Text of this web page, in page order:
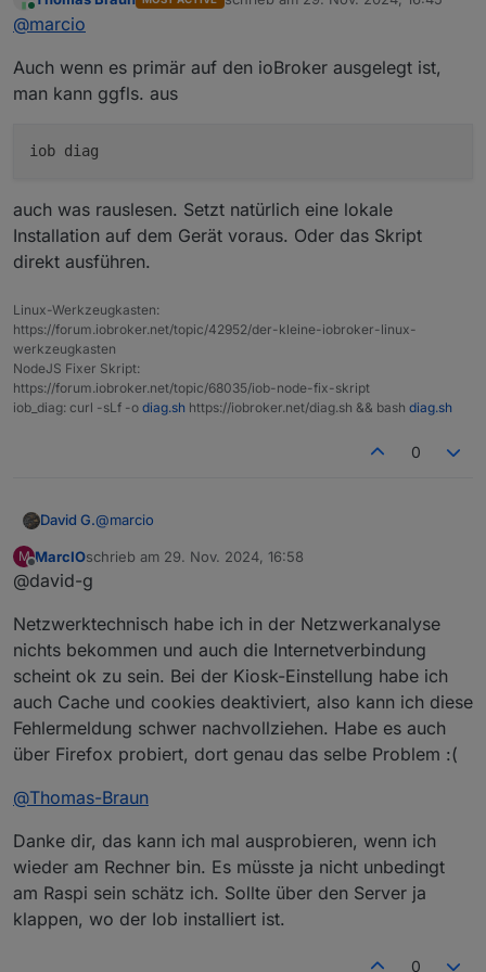
Online zuletzt editiert von
@marcio
Auch wenn es primär auf den ioBroker ausgelegt ist,
man kann ggfls. aus
auch was rauslesen. Setzt natürlich eine lokale
Installation auf dem Gerät voraus. Oder das Skript
direkt ausführen.
Linux-Werkzeugkasten:
https://forum.iobroker.net/topic/42952/der-kleine-iobroker-linux-
werkzeugkasten
NodeJS Fixer Skript:
https://forum.iobroker.net/topic/68035/iob-node-fix-skript
iob_diag: curl -sLf -o diag.sh https://iobroker.net/diag.sh && bash diag.sh
0
David G.@marcio
Nur mal auf die schnelle ohne einen Lösungsansatz:
M
Offline
MarcIOschrieb am 29. Nov. 2024, 16:58
zuletzt editiert von
@david-g
Netzwerktechnisch habe ich in der Netzwerkanalyse
nichts bekommen und auch die Internetverbindung
scheint ok zu sein. Bei der Kiosk-Einstellung habe ich
auch Cache und cookies deaktiviert, also kann ich diese
Fehlermeldung schwer nachvollziehen. Habe es auch
über Firefox probiert, dort genau das selbe Problem :(
@Thomas-Braun
Danke dir, das kann ich mal ausprobieren, wenn ich
wieder am Rechner bin. Es müsste ja nicht unbedingt
am Raspi sein schätz ich. Sollte über den Server ja
klappen, wo der Iob installiert ist.
0